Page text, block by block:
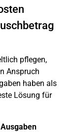
pflegen,
Anspruch
haben als
Lösung für